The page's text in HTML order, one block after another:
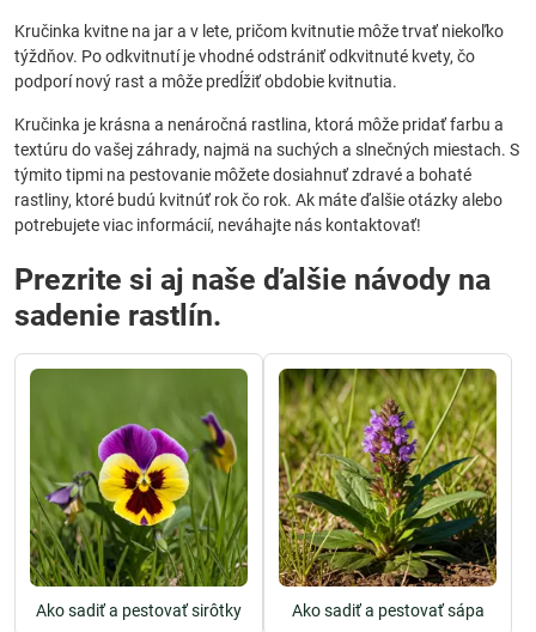
Kručinka kvitne na jar a v lete, pričom kvitnutie môže trvať niekoľko
týždňov. Po odkvitnutí je vhodné odstrániť odkvitnuté kvety, čo
podporí nový rast a môže predĺžiť obdobie kvitnutia.
Kručinka je krásna a nenáročná rastlina, ktorá môže pridať farbu a
textúru do vašej záhrady, najmä na suchých a slnečných miestach. S
týmito tipmi na pestovanie môžete dosiahnuť zdravé a bohaté
rastliny, ktoré budú kvitnúť rok čo rok. Ak máte ďalšie otázky alebo
potrebujete viac informácií, neváhajte nás kontaktovať!
Prezrite si aj naše ďalšie návody na
sadenie rastlín.
Ako sadiť a pestovať sirôtky Ako sadiť a pestovať sápa